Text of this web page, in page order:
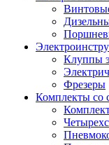
Клуппы
Фрезеры
Комплекты со